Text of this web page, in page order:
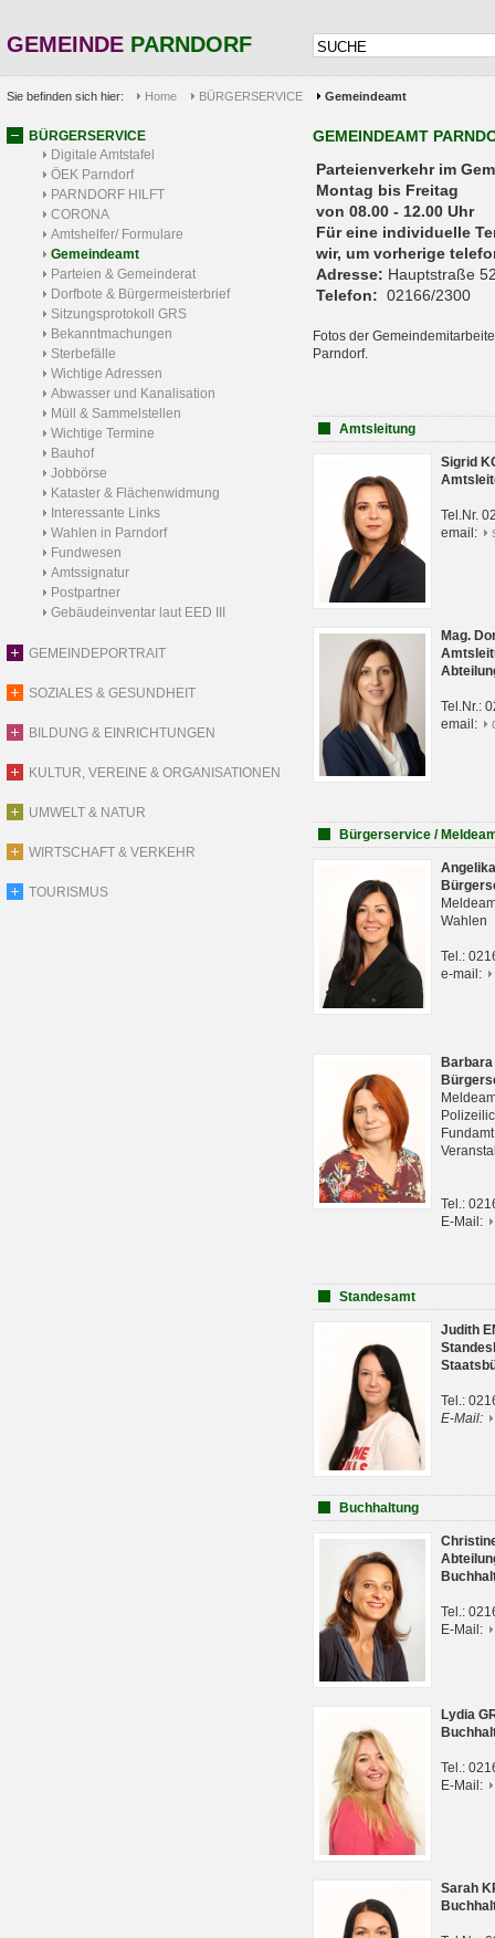
GEMEINDE PARNDORF
Sie befinden sich hier: Home BÜRGERSERVICE Gemeindeamt
BÜRGERSERVICE
Digitale Amtstafel
ÖEK Parndorf
PARNDORF HILFT
CORONA
Amtshelfer/ Formulare
Gemeindeamt
Parteien & Gemeinderat
Dorfbote & Bürgermeisterbrief
Sitzungsprotokoll GRS
Bekanntmachungen
Sterbefälle
Wichtige Adressen
Abwasser und Kanalisation
Müll & Sammelstellen
Wichtige Termine
Bauhof
Jobbörse
Kataster & Flächenwidmung
Interessante Links
Wahlen in Parndorf
Fundwesen
Amtssignatur
Postpartner
Gebäudeinventar laut EED III
GEMEINDEPORTRAIT
SOZIALES & GESUNDHEIT
BILDUNG & EINRICHTUNGEN
KULTUR, VEREINE & ORGANISATIONEN
UMWELT & NATUR
WIRTSCHAFT & VERKEHR
TOURISMUS
GEMEINDEAMT
Parteienverkehr
Montag bis Freitag
von 08.00 - 12.00 Uhr
Für eine individuelle
wir, um vorherige
Adresse: Hauptstraße
Telefon: 02166/2300
Fotos der
Parndorf.
Amtsleitung
Sigrid
Tel.Nr.
email:
Mag.
Tel.Nr.:
email:
Bürgerservice /
Wahlen
Tel.:
e-mail:
Tel.:
E-Mail:
Standesamt
Judith
Tel.:
E-Mail:
Buchhaltung
Tel.:
E-Mail:
Lydia
Tel.:
E-Mail:
Sarah